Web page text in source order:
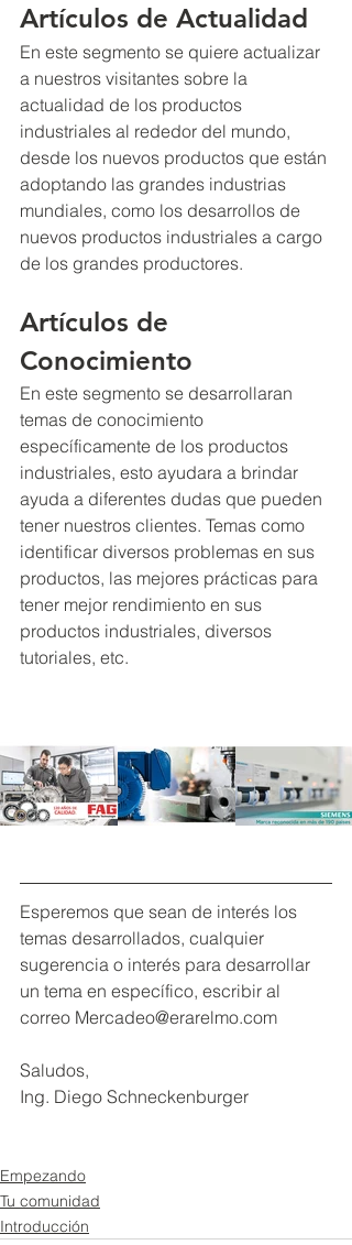
Artículos de Actualidad
En este segmento se quiere actualizar
a nuestros visitantes sobre la
actualidad de los productos
industriales al rededor del mundo,
desde los nuevos productos que están
adoptando las grandes industrias
mundiales, como los desarrollos de
nuevos productos industriales a cargo
de los grandes productores.
Artículos de
Conocimiento
En este segmento se desarrollaran
temas de conocimiento
específicamente de los productos
industriales, esto ayudara a brindar
ayuda a diferentes dudas que pueden
tener nuestros clientes. Temas como
identificar diversos problemas en sus
productos, las mejores prácticas para
tener mejor rendimiento en sus
productos industriales, diversos
tutoriales, etc.
Esperemos que sean de interés los
temas desarrollados, cualquier
sugerencia o interés para desarrollar
un tema en específico, escribir al
correo Mercadeo@erarelmo.com
Saludos,
Ing. Diego Schneckenburger
Empezando
Tu comunidad
Introducción